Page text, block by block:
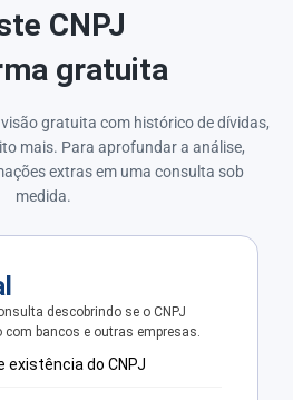
CNPJ
gratuita
gratuita com histórico de dívidas,
mais. Para aprofundar a análise,
extras em uma consulta sob
medida.
descobrindo se o CNPJ
bancos e outras empresas.
existência do CNPJ